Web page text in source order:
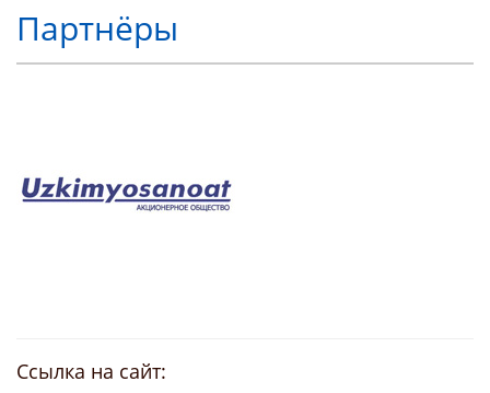
Партнёры
Ссылка на сайт: